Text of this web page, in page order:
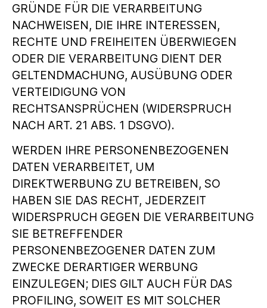
GRÜNDE FÜR DIE VERARBEITUNG
NACHWEISEN, DIE IHRE INTERESSEN,
RECHTE UND FREIHEITEN ÜBERWIEGEN
ODER DIE VERARBEITUNG DIENT DER
GELTENDMACHUNG, AUSÜBUNG ODER
VERTEIDIGUNG VON
RECHTSANSPRÜCHEN (WIDERSPRUCH
NACH ART. 21 ABS. 1 DSGVO).
WERDEN IHRE PERSONENBEZOGENEN
DATEN VERARBEITET, UM
DIREKTWERBUNG ZU BETREIBEN, SO
HABEN SIE DAS RECHT, JEDERZEIT
WIDERSPRUCH GEGEN DIE VERARBEITUNG
SIE BETREFFENDER
PERSONENBEZOGENER DATEN ZUM
ZWECKE DERARTIGER WERBUNG
EINZULEGEN; DIES GILT AUCH FÜR DAS
PROFILING, SOWEIT ES MIT SOLCHER